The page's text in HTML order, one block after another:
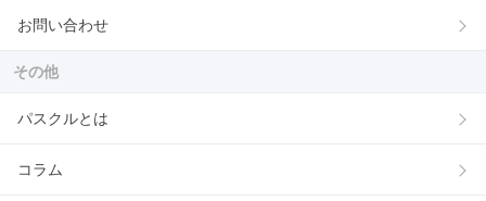
お問い合わせ
その他
パスクルとは
コラム